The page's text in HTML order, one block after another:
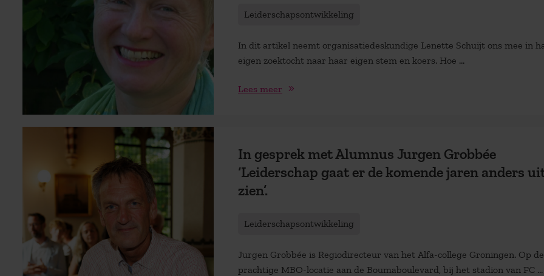
Leiderschapsontwikkeling
In dit artikel neemt organisatiedeskundige Lenette Schuijt ons mee in
eigen zoektocht naar haar eigen stem en koers. Hoe ...
Lees meer
In gesprek met Alumnus Jurgen Grobbée
‘Leiderschap gaat er de komende jaren anders
zien’.
Leiderschapsontwikkeling
Jurgen Grobbée is Regiodirecteur van het Alfa-college Groningen. Op
prachtige MBO-locatie aan de Boumaboulevard, bij het stadion van FC ...